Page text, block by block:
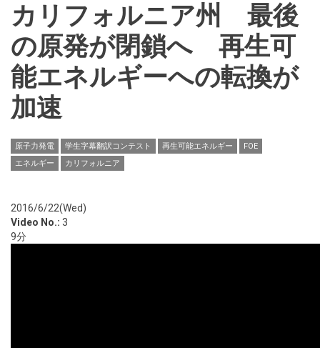
カリフォルニア州 最後
の原発が閉鎖へ 再生可
能エネルギーへの転換が
加速
原子力発電 学生字幕翻訳コンテスト 再生可能エネルギー
FOE
エネルギー
カリフォルニア
2016/6/22(Wed)
Video No.: 3
9分